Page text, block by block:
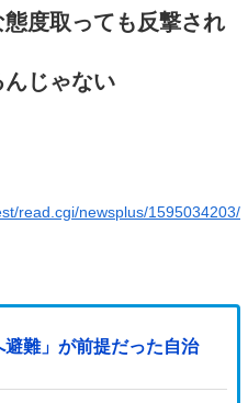
度取っても反撃され
じゃない
read.cgi/newsplus/1595034203/
避難」が前提だった自治